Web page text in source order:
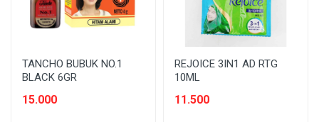
TANCHO BUBUK NO.1
BLACK 6GR
15.000
REJOICE 3IN1 AD RTG
10ML
11.500